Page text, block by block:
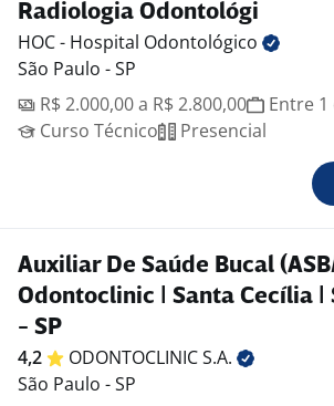
Radiologia Odontológi
HOC - Hospital Odontológico
São Paulo - SP
R$ 2.000,00 a R$ 2.800,00
Entre 1
Curso Técnico
Presencial
Auxiliar De Saúde Bucal (ASB/
Odontoclinic | Santa Cecília |
- SP
4,2 ODONTOCLINICS.A.
São Paulo - SP